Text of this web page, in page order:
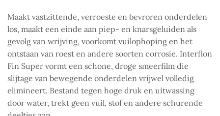
Maakt vastzittende, verroeste en bevroren onderdelen
los, maakt een einde aan piep- en knarsgeluiden als
gevolg van wrijving, voorkomt vuilophoping en het
ontstaan van roest en andere soorten corrosie. Interflon
Fin Super vormt een schone, droge smeerfilm die
slijtage van bewegende onderdelen vrijwel volledig
elimineert. Bestand tegen hoge druk en uitwassing
door water, trekt geen vuil, stof en andere schurende